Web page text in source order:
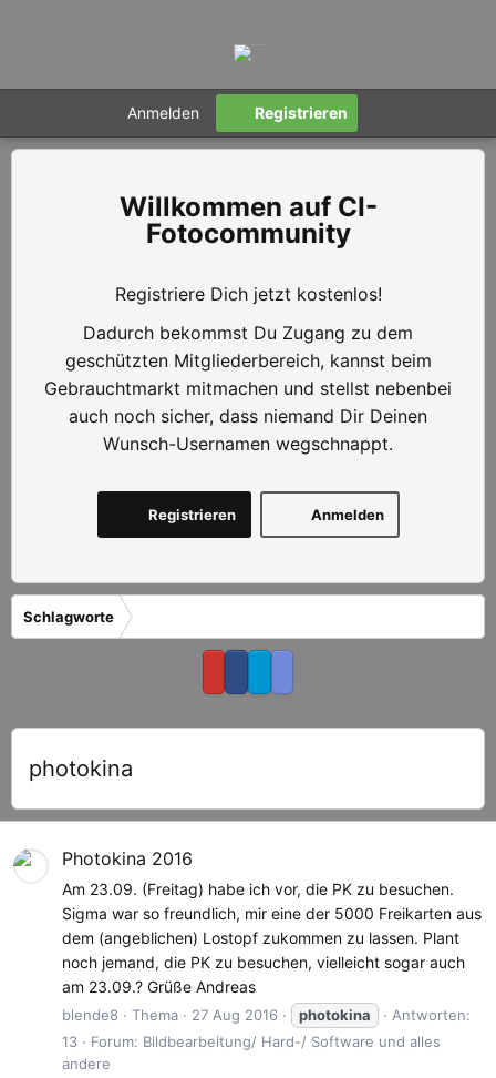
Anmelden Registrieren
CI-
Fotocommunity
Registriere Dich jetzt kostenlos!
Dadurch bekommst Du Zugang zu dem
geschützten Mitgliederbereich, kannst beim
Gebrauchtmarkt mitmachen und stellst nebenbei
auch noch sicher, dass niemand Dir Deinen
Wunsch-Usernamen wegschnappt.
Anmelden
Registrieren
Schlagworte
photokina
Photokina 2016
Am 23.09. (Freitag) habe ich vor, die PK zu besuchen.
Sigma war so freundlich, mir eine der 5000 Freikarten aus
dem (angeblichen) Lostopf zukommen zu lassen. Plant
noch jemand, die PK zu besuchen, vielleicht sogar auch
am 23.09.? Grüße Andreas
blende8 Thema 27 Aug 2016 photokina
Antworten:
13
Forum: Bildbearbeitung/ Hard-/ Software und alles
andere